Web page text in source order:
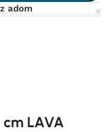
adom
LAVA